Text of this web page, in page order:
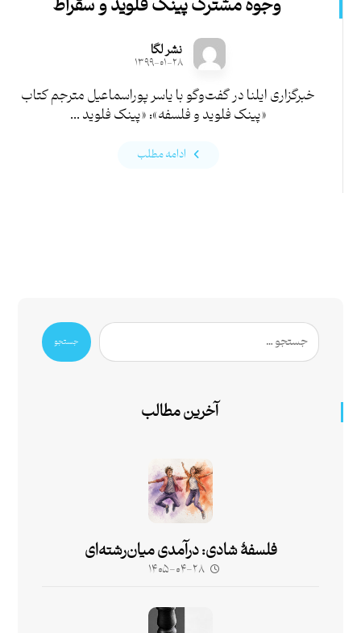
نشر لگا
۱۳۹۹-۰۱-۲۸
خبرگزاری ایلنا در گفت‌و‌گو با یاسر پوراسماعیل مترجم کتاب
«پینک فلوید و فلسفه»: «پینک فلوید ...
ادامه مطلب
جستجو
آخرین مطالب
فلسفۀ شادی: درآمدی میان‌رشته‌ای
۱۴۰۵-۰۴-۲۸